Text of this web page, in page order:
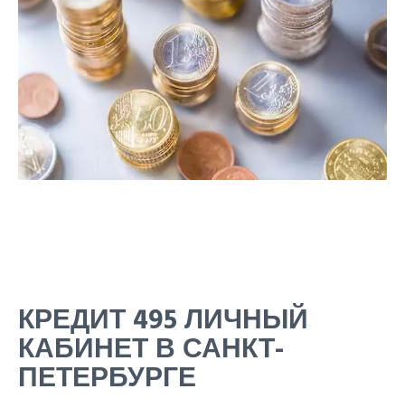
КРЕДИТ 495 ЛИЧНЫЙ
КАБИНЕТ В САНКТ-
ПЕТЕРБУРГЕ